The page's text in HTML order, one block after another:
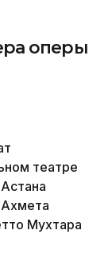
оперы
театре
Мухтара